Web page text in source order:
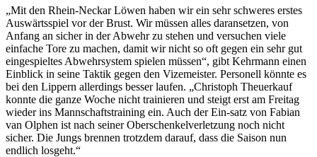
„Mit den Rhein-Neckar Löwen haben wir ein sehr schweres erstes
Auswärtsspiel vor der Brust. Wir müssen alles daransetzen, von
Anfang an sicher in der Abwehr zu stehen und versuchen viele
einfache Tore zu machen, damit wir nicht so oft gegen ein sehr gut
eingespieltes Abwehrsystem spielen müssen“, gibt Kehrmann einen
Einblick in seine Taktik gegen den Vizemeister. Personell könnte es
bei den Lippern allerdings besser laufen. „Christoph Theuerkauf
konnte die ganze Woche nicht trainieren und steigt erst am Freitag
wieder ins Mannschaftstraining ein. Auch der Ein-satz von Fabian
van Olphen ist nach seiner Oberschenkelverletzung noch nicht
sicher. Die Jungs brennen trotzdem darauf, dass die Saison nun
endlich losgeht.“